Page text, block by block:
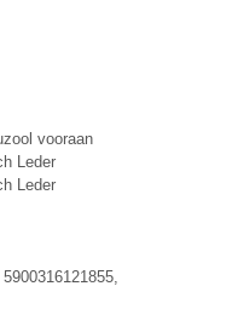
vooraan
Leder
Leder